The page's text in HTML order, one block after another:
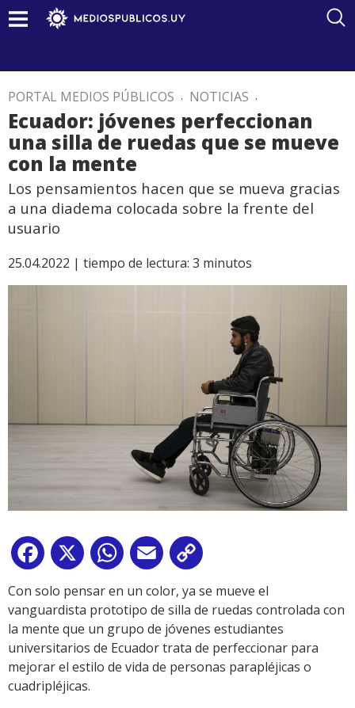
PORTAL MEDIOS PÚBLICOS . NOTICIAS .
Ecuador: jóvenes perfeccionan
una silla de ruedas que se mueve
con la mente
Los pensamientos hacen que se mueva gracias
a una diadema colocada sobre la frente del
usuario
25.04.2022 | tiempo de lectura: 3 minutos
Facebook
X WhatsApp
Email
Link
Con solo pensar en un color, ya se mueve el
vanguardista prototipo de silla de ruedas controlada con
la mente que un grupo de jóvenes estudiantes
universitarios de Ecuador trata de perfeccionar para
mejorar el estilo de vida de personas parapléjicas o
cuadripléjicas.